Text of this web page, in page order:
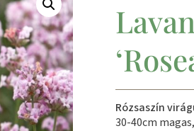
Rózsaszín
30-40cm